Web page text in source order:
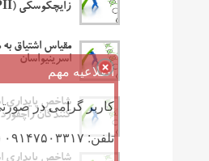
زایچکوسکی (RPII)
مقیاس اشتیاق
اسرینیواسان
شاخص پایداری
کنندگان
اطلاعیه مهم
کاربر گرامی در
تلفن: ۰۹۱۴۷۵۰۳۳۱۷ (تلگرام یا تماس)